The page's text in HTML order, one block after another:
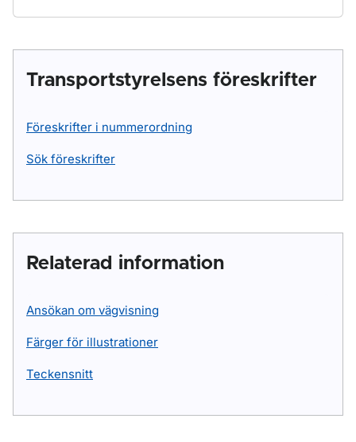
Transportstyrelsens föreskrifter
Föreskrifter i nummerordning
Sök föreskrifter
Relaterad information
Ansökan om vägvisning
Färger för illustrationer
Teckensnitt